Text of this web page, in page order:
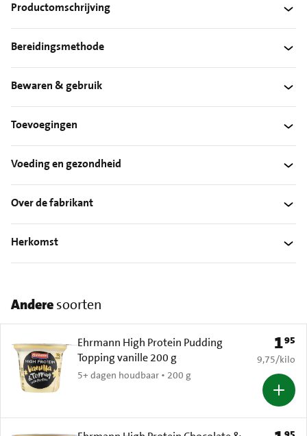
Productomschrijving
Bereidingsmethode
Bewaren & gebruik
Toevoegingen
Voeding en gezondheid
Over de fabrikant
Herkomst
Anderesoorten
Ehrmann High Protein Pudding
Topping vanille 200 g
5+ dagen houdbaar • 200 g
Prijs:
195
€ 9,75 per
9,75/kilo